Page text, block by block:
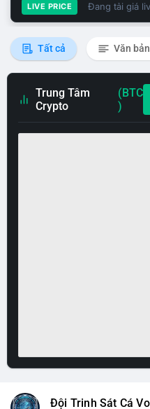
LIVE PRICE Đang tải giá
Tất cả Văn bản
Trung Tâm
Crypto
(BTC
)
Đội Trinh Sát Cá